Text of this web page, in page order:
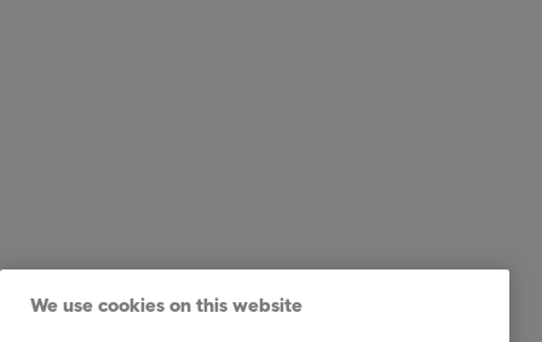
We use cookies on this website